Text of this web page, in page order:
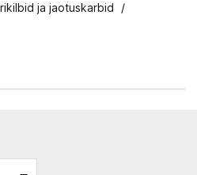
ja jaotuskarbid